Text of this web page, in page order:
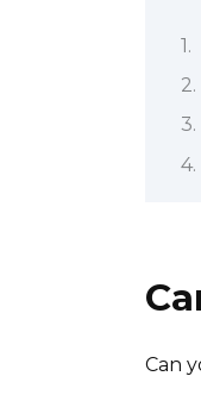
Can